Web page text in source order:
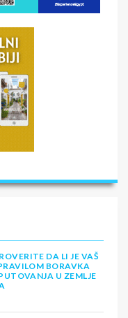
DA LI JE VAŠ
BORAVKA
U ZEMLJE